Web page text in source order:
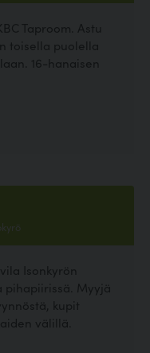
Taproom. Astu
toisella puolella
16-hanaisen
Isonkyrön
pihapiirissä. Myyjä
kupit
välillä.